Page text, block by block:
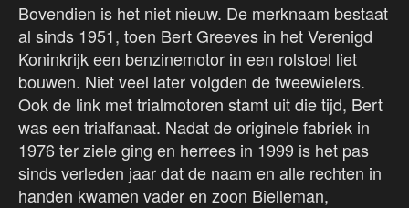
Bovendien is het niet nieuw. De merknaam bestaat
al sinds 1951, toen Bert Greeves in het Verenigd
Koninkrijk een benzinemotor in een rolstoel liet
bouwen. Niet veel later volgden de tweewielers.
Ook de link met trialmotoren stamt uit die tijd, Bert
was een trialfanaat. Nadat de originele fabriek in
1976 ter ziele ging en herrees in 1999 is het pas
sinds verleden jaar dat de naam en alle rechten in
handen kwamen vader en zoon Bielleman,